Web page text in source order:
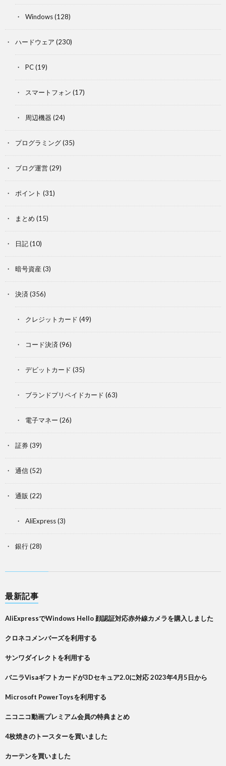
Windows(128)
ハードウェア (230)
PC(19)
スマートフォン (17)
周辺機器 (24)
プログラミング(35)
ブログ運営(29)
ポイント (31)
まとめ (15)
日記(10)
暗号資産 (3)
決済 (356)
クレジットカード (49)
コード決済 (96)
デビットカード (35)
ブランドプリペイドカード (63)
電子マネー (26)
証券(39)
通信(52)
通販 (22)
AliExpress(3)
銀行(28)
最新記事
AliExpressでWindows Hello 顔認証対応赤外線カメラを購入しました
クロネコメンバーズを利用する
サンワダイレクトを利用する
バニラVisaギフトカードが3Dセキュア2.0に対応 2023年4月5日から
Microsoft PowerToysを利用する
ニコニコ動画プレミアム会員の特典まとめ
4枚焼きのトースターを買いました
カーテンを買いました